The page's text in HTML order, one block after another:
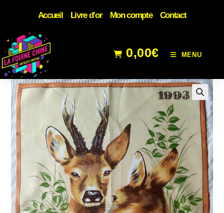
Accueil Livre d’or Mon compte Contact
0,00€ MENU
🔍